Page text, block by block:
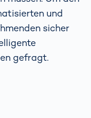
und
sicher
gefragt.